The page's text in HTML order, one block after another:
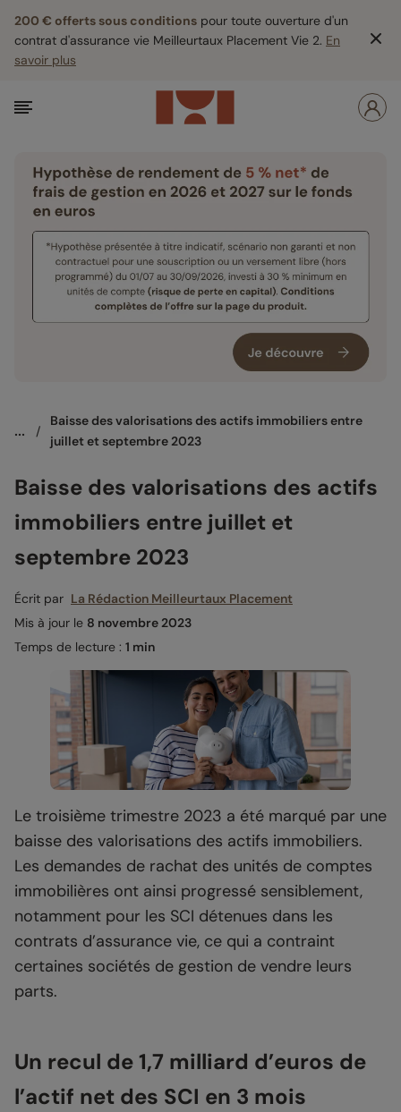
200 € offerts sous conditions pour toute ouverture d'un
contrat d'assurance vie Meilleurtaux Placement Vie 2. En
savoir plus
... /
Baisse des valorisations des actifs immobiliers entre
juillet et septembre 2023
Baisse des valorisations des actifs
immobiliers entre juillet et
septembre 2023
Écrit par La Rédaction Meilleurtaux Placement
Mis à jour le 8 novembre 2023
Temps de lecture : 1 min
Le troisième trimestre 2023 a été marqué par une
baisse des valorisations des actifs immobiliers.
Les demandes de rachat des unités de comptes
immobilières ont ainsi progressé sensiblement,
notamment pour les SCI détenues dans les
contrats d’assurance vie, ce qui a contraint
certaines sociétés de gestion de vendre leurs
parts.
Un recul de 1,7 milliard d’euros de
l’actif net des SCI en 3 mois